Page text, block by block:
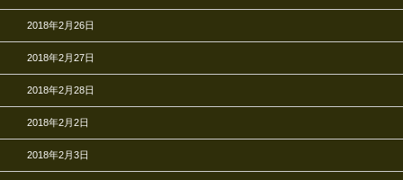
2018年2月26日
2018年2月27日
2018年2月28日
2018年2月2日
2018年2月3日